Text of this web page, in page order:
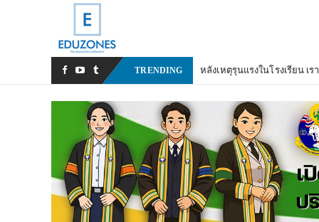
TRENDING หลังเหตุรุนแรงในโรงเรียน เ